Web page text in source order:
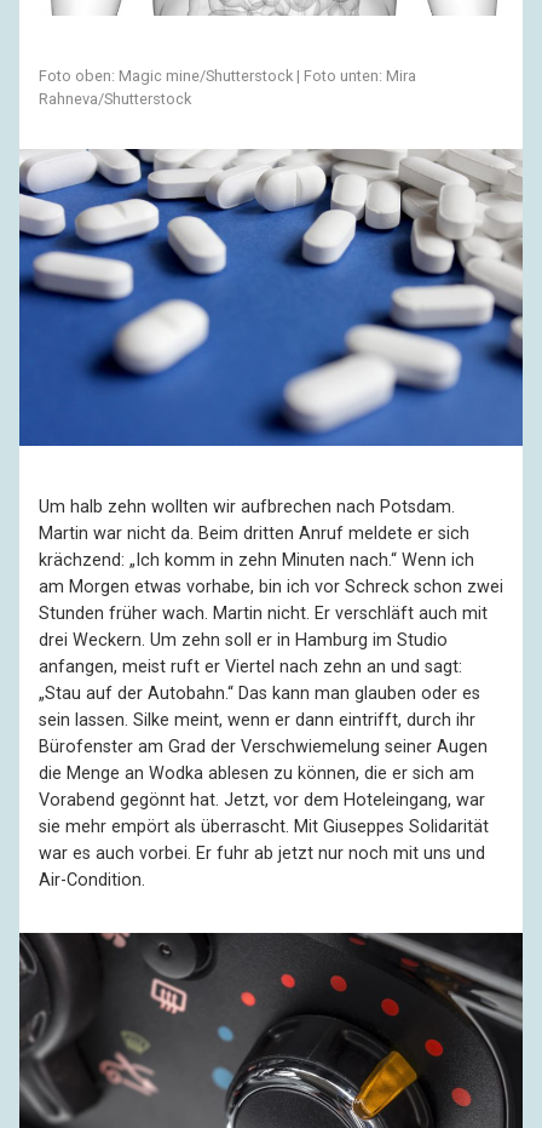
Foto oben: Magic mine/Shutterstock | Foto unten: Mira
Rahneva/Shutterstock
Um halb zehn wollten wir aufbrechen nach Potsdam.
Martin war nicht da. Beim dritten Anruf meldete er sich
krächzend: „Ich komm in zehn Minuten nach.“ Wenn ich
am Morgen etwas vorhabe, bin ich vor Schreck schon zwei
Stunden früher wach. Martin nicht. Er verschläft auch mit
drei Weckern. Um zehn soll er in Hamburg im Studio
anfangen, meist ruft er Viertel nach zehn an und sagt:
„Stau auf der Autobahn.“ Das kann man glauben oder es
sein lassen. Silke meint, wenn er dann eintrifft, durch ihr
Bürofenster am Grad der Verschwiemelung seiner Augen
die Menge an Wodka ablesen zu können, die er sich am
Vorabend gegönnt hat. Jetzt, vor dem Hoteleingang, war
sie mehr empört als überrascht. Mit Giuseppes Solidarität
war es auch vorbei. Er fuhr ab jetzt nur noch mit uns und
Air-Condition.